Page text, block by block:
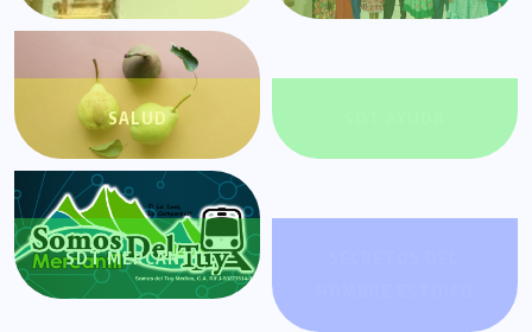
SALUD
SDT MERCANTIL